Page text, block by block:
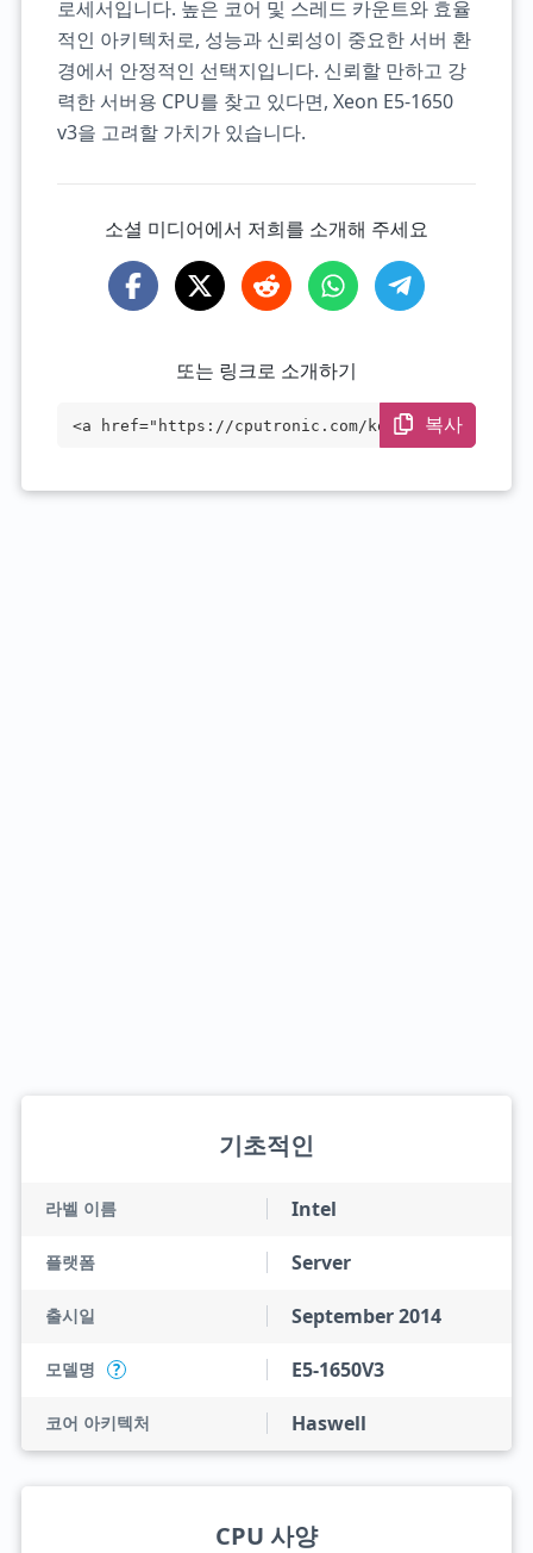
로세서입니다. 높은 코어 및 스레드 카운트와 효율
적인 아키텍처로, 성능과 신뢰성이 중요한 서버 환
경에서 안정적인 선택지입니다. 신뢰할 만하고 강
력한 서버용 CPU를 찾고 있다면, Xeon E5-1650
v3을 고려할 가치가 있습니다.
소셜 미디어에서 저희를 소개해 주세요
또는 링크로 소개하기
<a href="https://cputronic.com/ko/cpu/in
복사
기초적인
라벨 이름 Intel
플랫폼 Server
출시일 September 2014
모델명 ? E5-1650V3
코어 아키텍처 Haswell
CPU 사양